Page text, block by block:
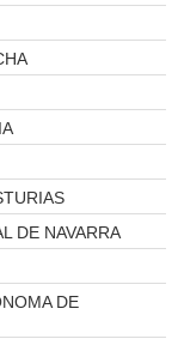
DE NAVARRA
DE